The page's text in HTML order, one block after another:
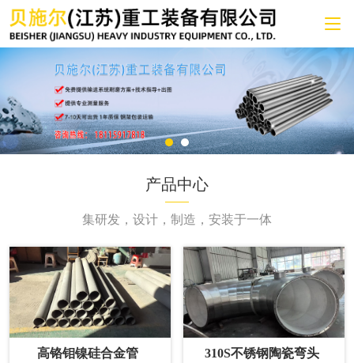
产品中心
集研发，设计，制造，安装于一体
高铬钼镍硅合金管 310S不锈钢陶瓷弯头